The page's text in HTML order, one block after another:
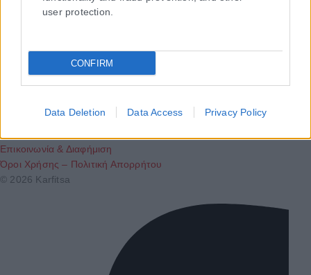
user protection.
CONFIRM
Data Deletion Data Access Privacy Policy
πρωτοσέλιδατωνεφημερίδων
Εγγραφή στο Newsletter
Επικοινωνία & Διαφήμιση
Όροι Χρήσης – Πολιτική Απορρήτου
© 2026 Karfitsa